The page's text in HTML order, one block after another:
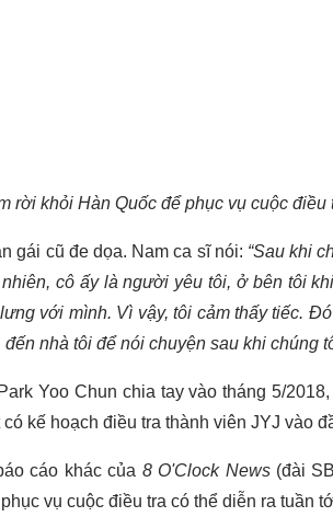
rời khỏi Hàn Quốc để phục vụ cuộc điều
gái cũ đe dọa. Nam ca sĩ nói: “Sau khi
cô ấy là người yêu tôi, ở bên tôi
với mình. Vì vậy, tôi cảm thấy tiếc.
nhà tôi để nói chuyện sau khi chúng
Yoo Chun chia tay vào tháng 5/
kế hoạch điều tra thành viên JYJ vào
cáo khác của 8 O'Clock News(đài
vụ cuộc điều tra có thể diễn ra tuần